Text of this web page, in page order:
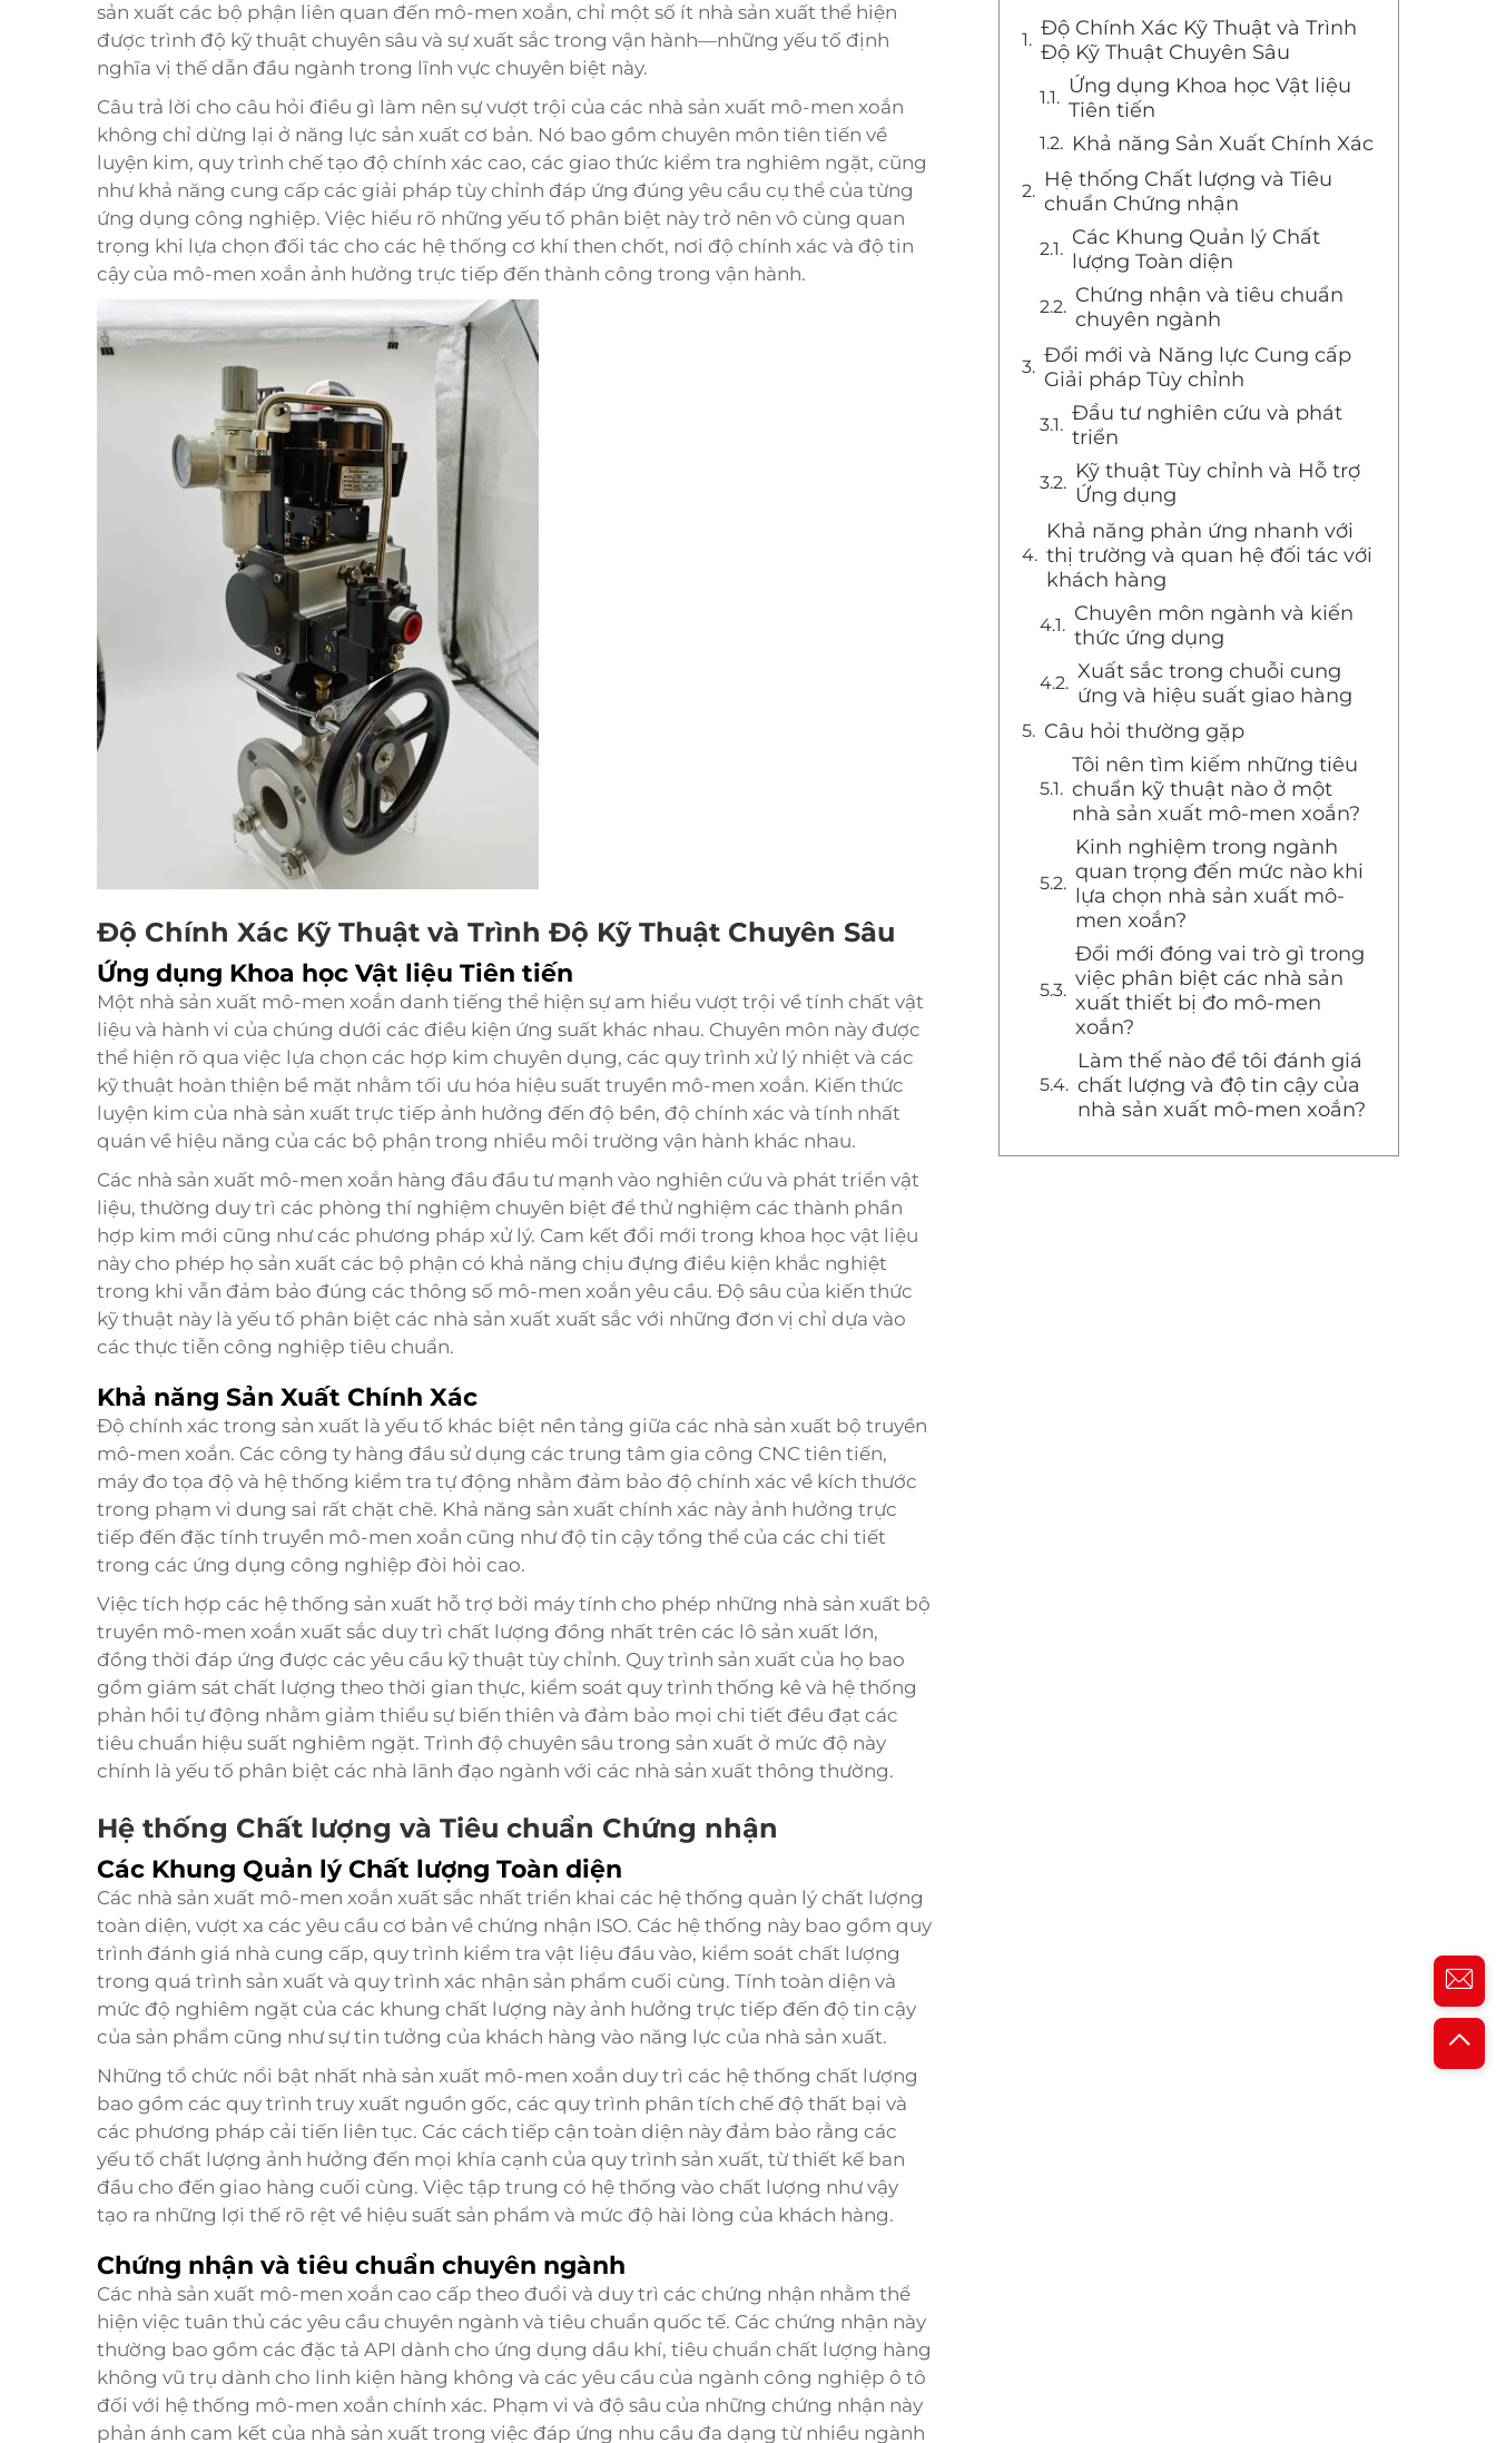
sản xuất các bộ phận liên quan đến mô-men xoắn, chỉ một số ít nhà sản xuất thể hiện
được trình độ kỹ thuật chuyên sâu và sự xuất sắc trong vận hành—những yếu tố định
nghĩa vị thế dẫn đầu ngành trong lĩnh vực chuyên biệt này.
Câu trả lời cho câu hỏi điều gì làm nên sự vượt trội của các nhà sản xuất mô-men xoắn
không chỉ dừng lại ở năng lực sản xuất cơ bản. Nó bao gồm chuyên môn tiên tiến về
luyện kim, quy trình chế tạo độ chính xác cao, các giao thức kiểm tra nghiêm ngặt, cũng
như khả năng cung cấp các giải pháp tùy chỉnh đáp ứng đúng yêu cầu cụ thể của từng
ứng dụng công nghiệp. Việc hiểu rõ những yếu tố phân biệt này trở nên vô cùng quan
trọng khi lựa chọn đối tác cho các hệ thống cơ khí then chốt, nơi độ chính xác và độ tin
cậy của mô-men xoắn ảnh hưởng trực tiếp đến thành công trong vận hành.
Độ Chính Xác Kỹ Thuật và Trình Độ Kỹ Thuật Chuyên Sâu
Ứng dụng Khoa học Vật liệu Tiên tiến
Một nhà sản xuất mô-men xoắn danh tiếng thể hiện sự am hiểu vượt trội về tính chất vật
liệu và hành vi của chúng dưới các điều kiện ứng suất khác nhau. Chuyên môn này được
thể hiện rõ qua việc lựa chọn các hợp kim chuyên dụng, các quy trình xử lý nhiệt và các
kỹ thuật hoàn thiện bề mặt nhằm tối ưu hóa hiệu suất truyền mô-men xoắn. Kiến thức
luyện kim của nhà sản xuất trực tiếp ảnh hưởng đến độ bền, độ chính xác và tính nhất
quán về hiệu năng của các bộ phận trong nhiều môi trường vận hành khác nhau.
Các nhà sản xuất mô-men xoắn hàng đầu đầu tư mạnh vào nghiên cứu và phát triển vật
liệu, thường duy trì các phòng thí nghiệm chuyên biệt để thử nghiệm các thành phần
hợp kim mới cũng như các phương pháp xử lý. Cam kết đổi mới trong khoa học vật liệu
này cho phép họ sản xuất các bộ phận có khả năng chịu đựng điều kiện khắc nghiệt
trong khi vẫn đảm bảo đúng các thông số mô-men xoắn yêu cầu. Độ sâu của kiến thức
kỹ thuật này là yếu tố phân biệt các nhà sản xuất xuất sắc với những đơn vị chỉ dựa vào
các thực tiễn công nghiệp tiêu chuẩn.
Khả năng Sản Xuất Chính Xác
Độ chính xác trong sản xuất là yếu tố khác biệt nền tảng giữa các nhà sản xuất bộ truyền
mô-men xoắn. Các công ty hàng đầu sử dụng các trung tâm gia công CNC tiên tiến,
máy đo tọa độ và hệ thống kiểm tra tự động nhằm đảm bảo độ chính xác về kích thước
trong phạm vi dung sai rất chặt chẽ. Khả năng sản xuất chính xác này ảnh hưởng trực
tiếp đến đặc tính truyền mô-men xoắn cũng như độ tin cậy tổng thể của các chi tiết
trong các ứng dụng công nghiệp đòi hỏi cao.
Việc tích hợp các hệ thống sản xuất hỗ trợ bởi máy tính cho phép những nhà sản xuất bộ
truyền mô-men xoắn xuất sắc duy trì chất lượng đồng nhất trên các lô sản xuất lớn,
đồng thời đáp ứng được các yêu cầu kỹ thuật tùy chỉnh. Quy trình sản xuất của họ bao
gồm giám sát chất lượng theo thời gian thực, kiểm soát quy trình thống kê và hệ thống
phản hồi tự động nhằm giảm thiểu sự biến thiên và đảm bảo mọi chi tiết đều đạt các
tiêu chuẩn hiệu suất nghiêm ngặt. Trình độ chuyên sâu trong sản xuất ở mức độ này
chính là yếu tố phân biệt các nhà lãnh đạo ngành với các nhà sản xuất thông thường.
Hệ thống Chất lượng và Tiêu chuẩn Chứng nhận
Các Khung Quản lý Chất lượng Toàn diện
Các nhà sản xuất mô-men xoắn xuất sắc nhất triển khai các hệ thống quản lý chất lượng
toàn diện, vượt xa các yêu cầu cơ bản về chứng nhận ISO. Các hệ thống này bao gồm quy
trình đánh giá nhà cung cấp, quy trình kiểm tra vật liệu đầu vào, kiểm soát chất lượng
trong quá trình sản xuất và quy trình xác nhận sản phẩm cuối cùng. Tính toàn diện và
mức độ nghiêm ngặt của các khung chất lượng này ảnh hưởng trực tiếp đến độ tin cậy
của sản phẩm cũng như sự tin tưởng của khách hàng vào năng lực của nhà sản xuất.
Những tổ chức nổi bật nhất nhà sản xuất mô-men xoắn duy trì các hệ thống chất lượng
bao gồm các quy trình truy xuất nguồn gốc, các quy trình phân tích chế độ thất bại và
các phương pháp cải tiến liên tục. Các cách tiếp cận toàn diện này đảm bảo rằng các
yếu tố chất lượng ảnh hưởng đến mọi khía cạnh của quy trình sản xuất, từ thiết kế ban
đầu cho đến giao hàng cuối cùng. Việc tập trung có hệ thống vào chất lượng như vậy
tạo ra những lợi thế rõ rệt về hiệu suất sản phẩm và mức độ hài lòng của khách hàng.
Chứng nhận và tiêu chuẩn chuyên ngành
Các nhà sản xuất mô-men xoắn cao cấp theo đuổi và duy trì các chứng nhận nhằm thể
hiện việc tuân thủ các yêu cầu chuyên ngành và tiêu chuẩn quốc tế. Các chứng nhận này
thường bao gồm các đặc tả API dành cho ứng dụng dầu khí, tiêu chuẩn chất lượng hàng
không vũ trụ dành cho linh kiện hàng không và các yêu cầu của ngành công nghiệp ô tô
đối với hệ thống mô-men xoắn chính xác. Phạm vi và độ sâu của những chứng nhận này
phản ánh cam kết của nhà sản xuất trong việc đáp ứng nhu cầu đa dạng từ nhiều ngành
Độ Chính Xác Kỹ Thuật và Trình
Độ Kỹ Thuật Chuyên Sâu
Ứng dụng Khoa học Vật liệu
Tiên tiến
Khả năng Sản Xuất Chính Xác
Hệ thống Chất lượng và Tiêu
chuẩn Chứng nhận
Các Khung Quản lý Chất
lượng Toàn diện
Chứng nhận và tiêu chuẩn
chuyên ngành
Đổi mới và Năng lực Cung cấp
Giải pháp Tùy chỉnh
Đầu tư nghiên cứu và phát
triển
Kỹ thuật Tùy chỉnh và Hỗ trợ
Ứng dụng
Khả năng phản ứng nhanh với
thị trường và quan hệ đối tác với
khách hàng
Chuyên môn ngành và kiến
thức ứng dụng
Xuất sắc trong chuỗi cung
ứng và hiệu suất giao hàng
Câu hỏi thường gặp
Tôi nên tìm kiếm những tiêu
chuẩn kỹ thuật nào ở một
nhà sản xuất mô-men xoắn?
Kinh nghiệm trong ngành
quan trọng đến mức nào khi
lựa chọn nhà sản xuất mô-
men xoắn?
Đổi mới đóng vai trò gì trong
việc phân biệt các nhà sản
xuất thiết bị đo mô-men
xoắn?
Làm thế nào để tôi đánh giá
chất lượng và độ tin cậy của
nhà sản xuất mô-men xoắn?